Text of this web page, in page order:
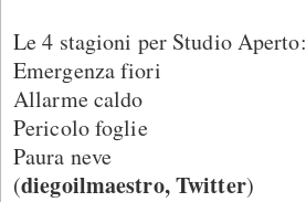
Le 4 stagioni per Studio Aperto:
Emergenza fiori
Allarme caldo
Pericolo foglie
Paura neve
(diegoilmaestro, Twitter)